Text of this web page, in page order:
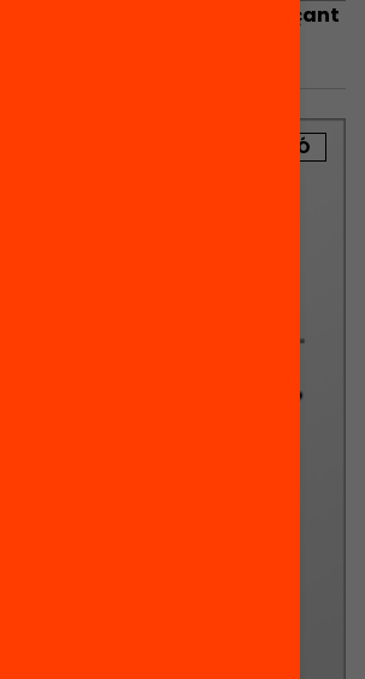
de l’alumnat mitjançant
PUBLICACIÓ